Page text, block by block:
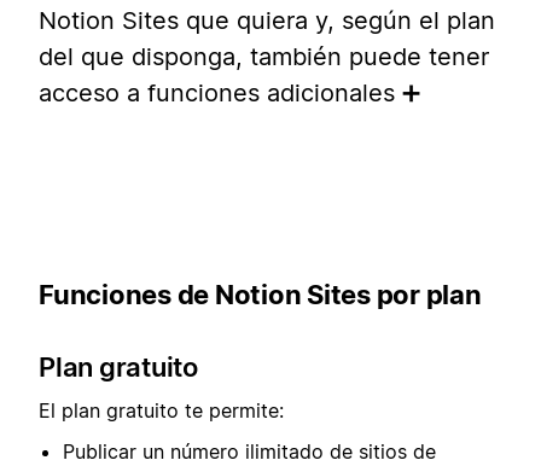
Notion Sites que quiera y, según el plan
del que disponga, también puede tener
acceso a funciones adicionales ➕
Funciones de Notion Sites por plan
Plan gratuito
El plan gratuito te permite:
Publicar un número ilimitado de sitios de